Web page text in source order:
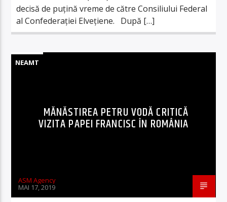
decisă de puțină vreme de către Consiliului Federal
al Confederației Elvețiene. După […]
NEAMT
MĂNĂSTIREA PETRU VODĂ CRITICĂ
VIZITA PAPEI FRANCISC ÎN ROMÂNIA
ASM Agency
MAI 17, 2019